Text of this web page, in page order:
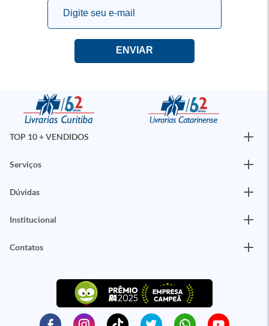
TOP 10 + VENDIDOS
Serviços
Dúvidas
Institucional
Contatos